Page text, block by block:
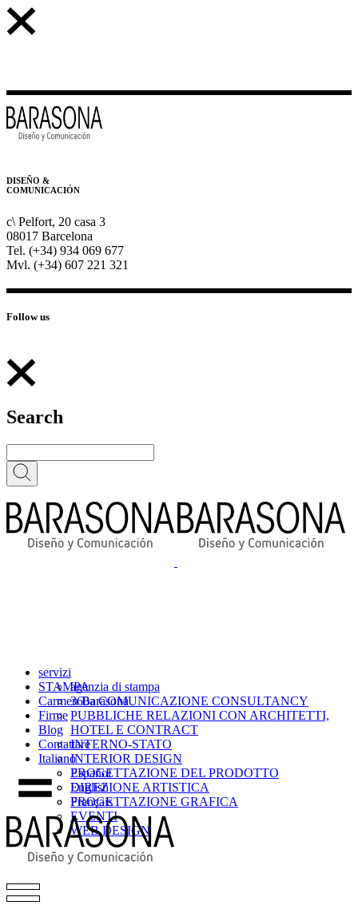
DISEÑO &
COMUNICACIÓN
c\ Pelfort, 20 casa 3
08017 Barcelona
Tel. (+34) 934 069 677
Mvl. (+34) 607 221 321
Follow us
Search
servizi
agenzia di stampa
360a COMUNICAZIONE CONSULTANCY
PUBBLICHE RELAZIONI CON ARCHITETTI,
HOTEL E CONTRACT
INTERNO-STATO
INTERIOR DESIGN
PROGETTAZIONE DEL PRODOTTO
DIREZIONE ARTISTICA
PROGETTAZIONE GRAFICA
EVENTI
WEB DESIGN
STAMPA
Carmen Barasona
Firme
Blog
Contattare
Italiano
Español
English
Français